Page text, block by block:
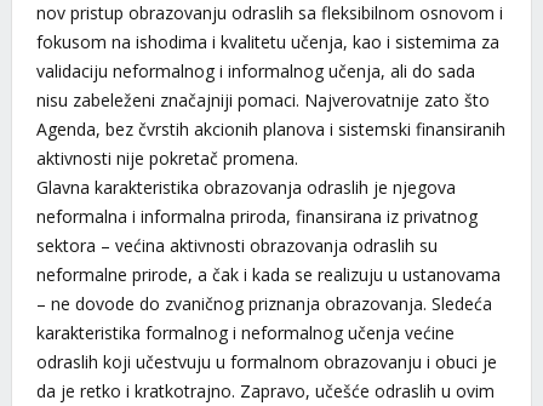
nov pristup obrazovanju odraslih sa fleksibilnom osnovom i
fokusom na ishodima i kvalitetu učenja, kao i sistemima za
validaciju neformalnog i informalnog učenja, ali do sada
nisu zabeleženi značajniji pomaci. Najverovatnije zato što
Agenda, bez čvrstih akcionih planova i sistemski finansiranih
aktivnosti nije pokretač promena.
Glavna karakteristika obrazovanja odraslih je njegova
neformalna i informalna priroda, finansirana iz privatnog
sektora – većina aktivnosti obrazovanja odraslih su
neformalne prirode, a čak i kada se realizuju u ustanovama
– ne dovode do zvaničnog priznanja obrazovanja. Sledeća
karakteristika formalnog i neformalnog učenja većine
odraslih koji učestvuju u formalnom obrazovanju i obuci je
da je retko i kratkotrajno. Zapravo, učešće odraslih u ovim